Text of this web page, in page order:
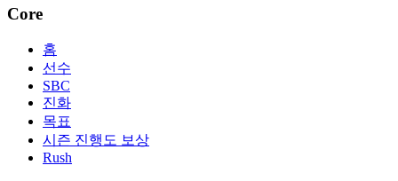
Core
홈
선수
SBC
진화
목표
시즌 진행도 보상
Rush